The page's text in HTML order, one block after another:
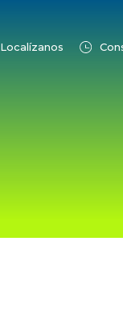
Localízanos